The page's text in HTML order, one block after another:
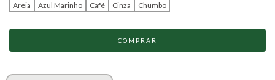
Areia Azul Marinho Café Cinza Chumbo